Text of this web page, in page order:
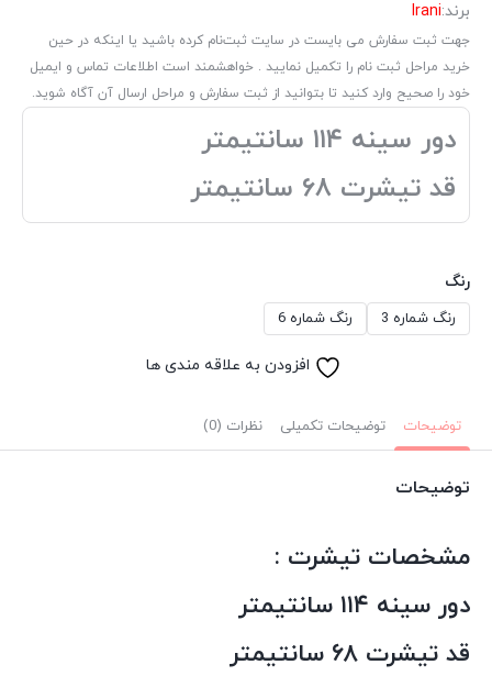
برند:Irani
جهت ثبت سفارش می بایست در سایت ثبت‌نام کرده باشید یا اینکه در حین
خرید مراحل ثبت نام را تکمیل نمایید . خواهشمند است اطلاعات تماس و ایمیل
خود را صحیح وارد کنید تا بتوانید از ثبت سفارش و مراحل ارسال آن آگاه شوید.
دور سینه ۱۱۴ سانتیمتر
قد تیشرت ۶۸ سانتیمتر
رنگ
رنگ شماره 3 رنگ شماره 6
افزودن به علاقه مندی ها
توضیحات توضیحات تکمیلی نظرات (0)
توضیحات
مشخصات تیشرت :
دور سینه ۱۱۴ سانتیمتر
قد تیشرت ۶۸ سانتیمتر